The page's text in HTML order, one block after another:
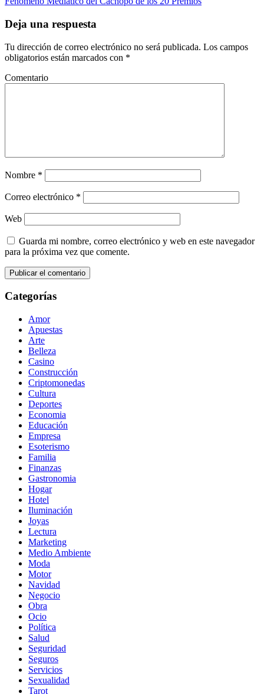
Deja una respuesta
Tu dirección de correo electrónico no será publicada. Los campos
obligatorios están marcados con *
Comentario
Nombre *
Correo electrónico *
Web
Guarda mi nombre, correo electrónico y web en este navegador
para la próxima vez que comente.
Categorías
Amor
Apuestas
Arte
Belleza
Casino
Construcción
Criptomonedas
Cultura
Deportes
Economia
Educación
Empresa
Esoterismo
Familia
Finanzas
Gastronomia
Hogar
Hotel
Iluminación
Joyas
Lectura
Marketing
Medio Ambiente
Moda
Motor
Navidad
Negocio
Obra
Ocio
Política
Salud
Seguridad
Seguros
Servicios
Sexualidad
Tarot